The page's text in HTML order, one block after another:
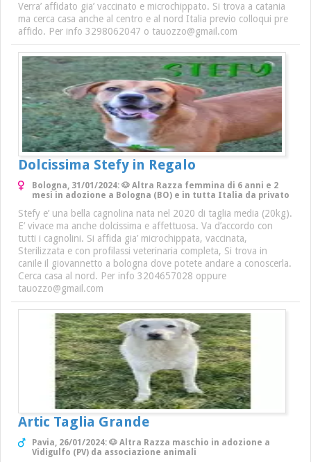
Verra’ affidato gia’ vaccinato e microchippato. Si trova a catania
ma cerca casa anche al centro e al nord Italia previo colloqui pre
affido. Per info 3298062047 o tauozzo@gmail.com
Dolcissima Stefy in Regalo
Bologna, 31/01/2024: 🐶 Altra Razza femmina di 6 anni e 2
mesi in adozione a Bologna (BO) e in tutta Italia da privato
Stefy e’ una bella cagnolina nata nel 2020 di taglia media (20kg).
E’ vivace ma anche dolcissima e affettuosa. Va d’accordo con
tutti i cagnolini. Si affida gia’ microchippata, vaccinata,
Sterilizzata e con profilassi veterinaria completa, Si trova in
canile il giovannetto a bologna dove potete andare a conoscerla.
Cerca casa al nord. Per info 3204657028 oppure
tauozzo@gmail.com
Artic Taglia Grande
Pavia, 26/01/2024: 🐶 Altra Razza maschio in adozione a
Vidigulfo (PV) da associazione animali